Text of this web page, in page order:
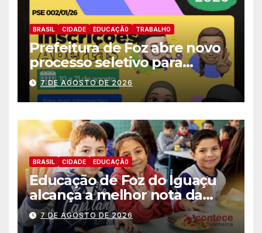
BRASIL CIDADE EDUCAÇÃ0 TRABALHO
Prefeitura de Foz abre novo
processo seletivo para
estagiários
7 DE AGOSTO DE 2026
BRASIL CIDADE EDUCAÇÃ0
Educação de Foz do Iguaçu
alcança a melhor nota da
história no IDEB
7 DE AGOSTO DE 2026